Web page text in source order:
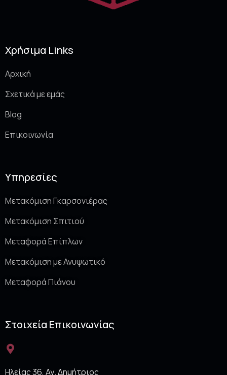
Χρήσιμα Links
Αρχική
Σχετικά με εμάς
Blog
Επικοινωνία
Υπηρεσίες
Μετακόμιση Γκαρσονιέρας
Μετακόμιση Σπιτιού
Μεταφορά Επίπλων
Μετακόμιση με Ανυψωτικό
Μεταφορά Πιάνου
Στοιχεία Επικοινωνίας
Ηλείας 36, Αγ. Δημήτριος